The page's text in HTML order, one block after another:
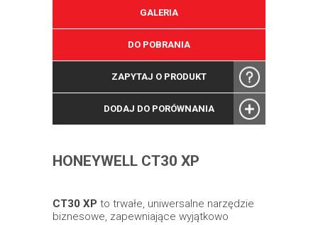
GALERIA
DO POBRANIA
ZAPYTAJ O PRODUKT
DODAJ DO PORÓWNANIA
HONEYWELL CT30 XP
CT30 XP to trwałe, uniwersalne narzędzie
biznesowe, zapewniające wyjątkowo